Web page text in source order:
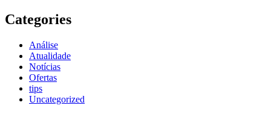
Categories
Análise
Atualidade
Notícias
Ofertas
tips
Uncategorized